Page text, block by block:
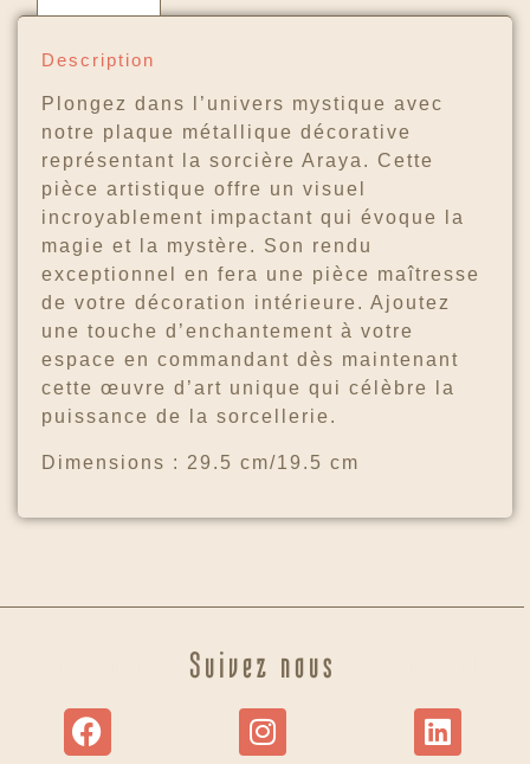
Description
Plongez dans l’univers mystique avec
notre plaque métallique décorative
représentant la sorcière Araya. Cette
pièce artistique offre un visuel
incroyablement impactant qui évoque la
magie et la mystère. Son rendu
exceptionnel en fera une pièce maîtresse
de votre décoration intérieure. Ajoutez
une touche d’enchantement à votre
espace en commandant dès maintenant
cette œuvre d’art unique qui célèbre la
puissance de la sorcellerie.
Dimensions : 29.5 cm/19.5 cm
Suivez nous